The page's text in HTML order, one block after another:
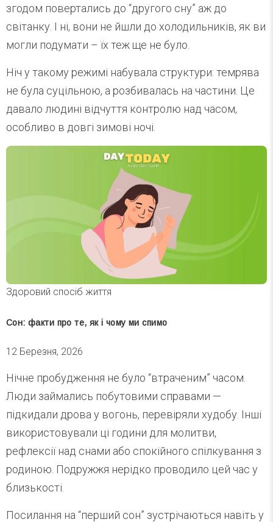
згодом повертались до “другого сну” аж до
світанку. І ні, вони не йшли до холодильників, як ви
могли подумати – їх теж ще не було.
Ніч у такому режимі набувала структури: темрява
не була суцільною, а розбивалась на частини. Це
давало людині відчуття контролю над часом,
особливо в довгі зимові ночі.
Здоровий спосіб життя
Сон: факти про те, як і чому ми спимо
12 Березня, 2026
Нічне пробудження не було “втраченим” часом.
Люди займались побутовими справами —
підкидали дрова у вогонь, перевіряли худобу. Інші
використовували ці години для молитви,
рефлексії над снами або спокійного спілкування з
родиною. Подружжя нерідко проводило цей час у
близькості.
Посилання на “перший сон” зустрічаються навіть у